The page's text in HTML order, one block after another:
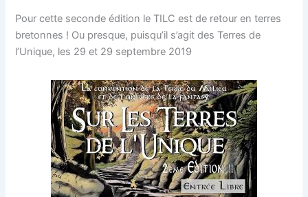
Pour cette seconde édition le TILC est de retour en terres
bretonnes ! Ou presque, puisqu’il s’agit des Terres de
l’Unique, les 29 et 29 septembre 2019